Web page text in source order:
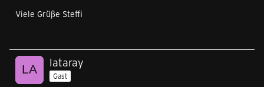
Viele Grüße Steffi
lataray
Gast